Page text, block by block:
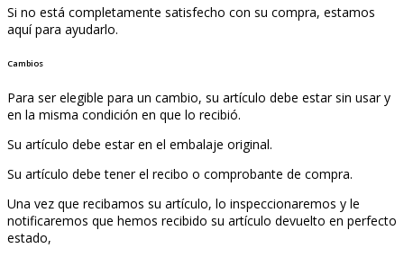
Si no está completamente satisfecho con su compra, estamos
aquí para ayudarlo.
Cambios
Para ser elegible para un cambio, su artículo debe estar sin usar y
en la misma condición en que lo recibió.
Su artículo debe estar en el embalaje original.
Su artículo debe tener el recibo o comprobante de compra.
Una vez que recibamos su artículo, lo inspeccionaremos y le
notificaremos que hemos recibido su artículo devuelto en perfecto
estado,